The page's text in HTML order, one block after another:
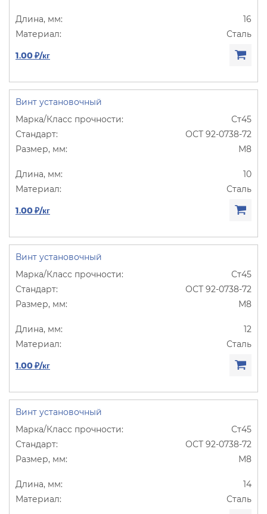
16
Сталь
1.00 ₽/кг
Винт установочный
Ст45
ОСТ 92-0738-72
М8
10
Сталь
1.00 ₽/кг
Винт установочный
Ст45
ОСТ 92-0738-72
М8
12
Сталь
1.00 ₽/кг
Винт установочный
Ст45
ОСТ 92-0738-72
М8
14
Сталь